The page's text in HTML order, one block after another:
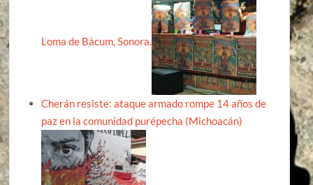
Loma de Bácum, Sonora.
Cherán resiste: ataque armado rompe 14 años de
paz en la comunidad purépecha (Michoacán)